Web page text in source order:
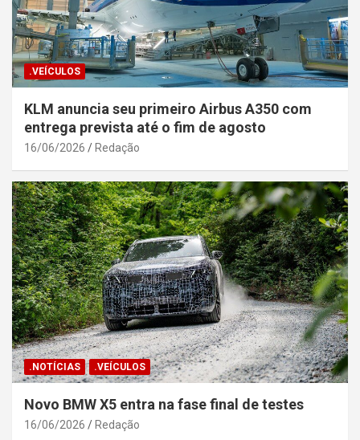
.VEÍCULOS
KLM anuncia seu primeiro Airbus A350 com
entrega prevista até o fim de agosto
16/06/2026 Redação
.NOTÍCIAS .VEÍCULOS
Novo BMW X5 entra na fase final de testes
16/06/2026 Redação